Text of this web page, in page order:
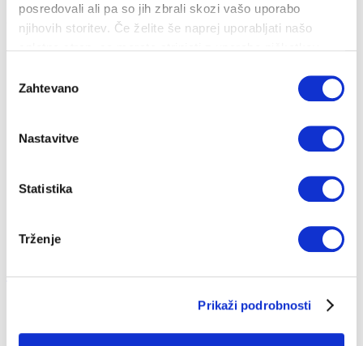
posredovali ali pa so jih zbrali skozi vašo uporabo
njihovih storitev. Če želite še naprej uporabljati našo
soglasja
Zahtevano
Nastavitve
Statistika
Trženje
Prikaži podrobnosti
Zakaj se cena toplote spreminja?
Zakaj cena ni edino merilo pri izbiri ogreval...
Strošek ogrevanjaTrendiPametna hiša